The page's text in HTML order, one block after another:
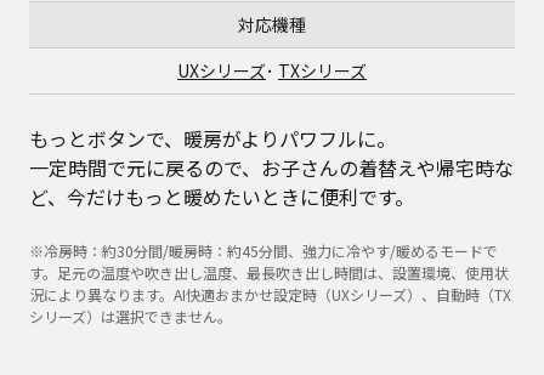
対応機種
UXシリーズ･ TXシリーズ
もっとボタンで、暖房がよりパワフルに。
一定時間で元に戻るので、お子さんの着替えや帰宅時な
ど、今だけもっと暖めたいときに便利です。
※冷房時：約30分間/暖房時：約45分間、強力に冷やす/暖めるモードで
す。足元の温度や吹き出し温度、最長吹き出し時間は、設置環境、使用状
況により異なります。AI快適おまかせ設定時（UXシリーズ）、自動時（TX
シリーズ）は選択できません。